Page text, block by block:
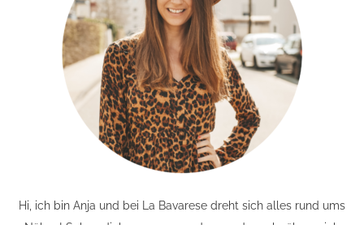
Hi, ich bin Anja und bei La Bavarese dreht sich alles rund ums